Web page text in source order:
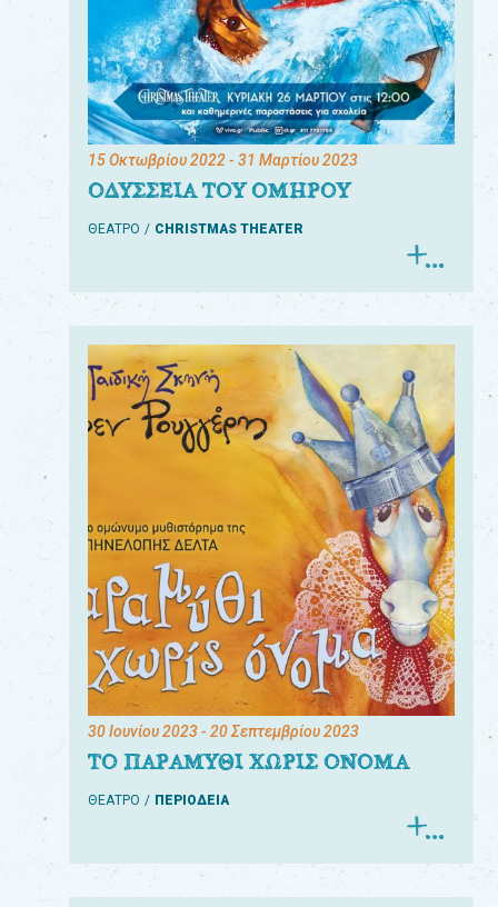
15 Οκτωβρίου 2022- 31 Μαρτίου 2023
ΟΔΥΣΣΕΙΑ ΤΟΥ ΟΜΗΡΟΥ
ΘΕΑΤΡΟ CHRISTMAS THEATER
30 Ιουνίου 2023- 20 Σεπτεμβρίου 2023
ΤΟ ΠΑΡΑΜΥΘΙ ΧΩΡΙΣ ΟΝΟΜΑ
ΘΕΑΤΡΟ ΠΕΡΙΟΔΕΙΑ